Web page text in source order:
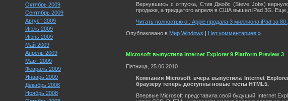
Октябрь 2009
Сентябрь 2009
Август 2009
Июль 2009
Июнь 2009
Май 2009
Апрель 2009
Март 2009
Февраль 2009
Январь 2009
Декабрь 2008
Ноябрь 2008
Вернувшись с отпуска, Стив Джобс (Steve Jobs)
продаже, а тридцатого апреля в США вышел iPad 3G. Еще
Читать полностью о : Apple продала 3 миллиона iPad за
Опубликовано в Мир Windows | Нет комментариев »
Microsoft выпустила Internet Explorer 9 Platform Preview 3
Пятница, 25.06.2010
Компания Microsoft вчера выпустила Internet
браузеру теперь доступны новые тесты HTML5.
Впервые Microsoft представила свой будущий Internet